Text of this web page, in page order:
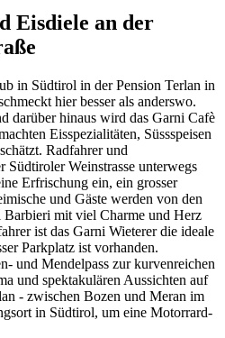
Eisdiele an der
in Südtirol in der Pension Terlan in
hier besser als anderswo.
darüber hinaus wird das Garni Cafè
Eisspezialitäten, Süssspeisen
Radfahrer und
Südtiroler Weinstrasse unterwegs
Erfrischung ein, ein grosser
und Gäste werden von den
mit viel Charme und Herz
ist das Garni Wieterer die ideale
Parkplatz ist vorhanden.
und Mendelpass zur kurvenreichen
und spektakulären Aussichten auf
- zwischen Bozen und Meran im
in Südtirol, um eine Motorrard-